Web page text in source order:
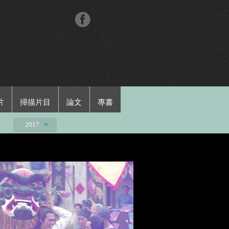
掃描片目 論文 專書
2017
2018
2016
2015